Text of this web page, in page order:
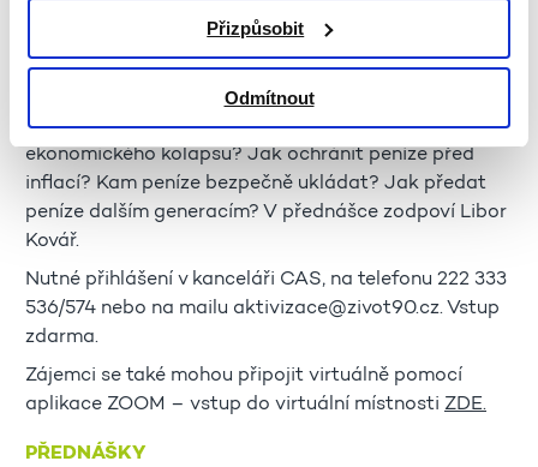
Přizpůsobit
Odmítnout
FINANČNÍ KRIZE, VÁLKY A PENÍZE
13:00–14:30 | 1. patro, učebna Dvojka
Co dělat, když trhy padají? Máme se bát
ekonomického kolapsu? Jak ochránit peníze před
inflací? Kam peníze bezpečně ukládat? Jak předat
peníze dalším generacím? V přednášce zodpoví Libor
Kovář.
Nutné přihlášení v kanceláři CAS, na telefonu 222 333
536/574 nebo na mailu aktivizace@zivot90.cz. Vstup
zdarma.
Zájemci se také mohou připojit virtuálně pomocí
aplikace ZOOM – vstup do virtuální místnosti ZDE.
PŘEDNÁŠKY